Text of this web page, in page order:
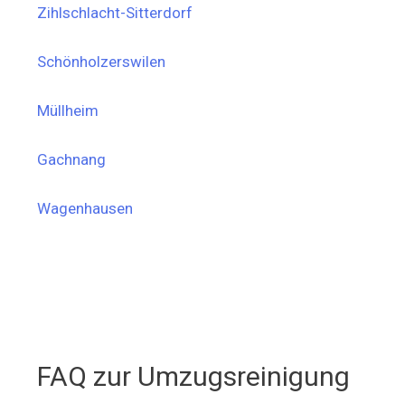
Zihlschlacht-Sitterdorf
Schönholzerswilen
Müllheim
Gachnang
Wagenhausen
FAQ zur Umzugsreinigung